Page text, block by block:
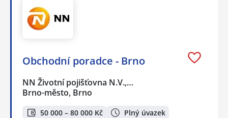
Obchodní poradce - Brno
NN Životní pojišťovna N.V.,…
Brno-město, Brno
50 000 – 80 000 Kč Plný úvazek